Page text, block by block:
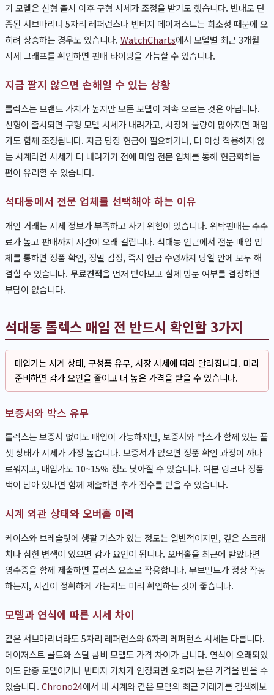
기 모델은 신형 출시 이후 구형 시세가 조정을 받기도 했습니다. 반대로 단
종된 서브마리너 5자리 레퍼런스나 빈티지 데이저스트는 희소성 때문에 오
히려 상승하는 경우도 있습니다. WatchCharts에서 모델별 최근 3개월
시세 그래프를 확인하면 판매 타이밍을 가늠할 수 있습니다.
지금 팔지 않으면 손해일 수 있는 상황
롤렉스는 브랜드 가치가 높지만 모든 모델이 계속 오르는 것은 아닙니다.
신형이 출시되면 구형 모델 시세가 내려가고, 시장에 물량이 많아지면 매입
가도 함께 조정됩니다. 지금 당장 현금이 필요하거나, 더 이상 착용하지 않
는 시계라면 시세가 더 내려가기 전에 매입 전문 업체를 통해 현금화하는
편이 유리할 수 있습니다.
석대동에서 전문 업체를 선택해야 하는 이유
개인 거래는 시세 정보가 부족하고 사기 위험이 있습니다. 위탁판매는 수수
료가 높고 판매까지 시간이 오래 걸립니다. 석대동 인근에서 전문 매입 업
체를 통하면 정품 확인, 정밀 감정, 즉시 현금 수령까지 당일 안에 모두 해
결할 수 있습니다. 무료견적을 먼저 받아보고 실제 방문 여부를 결정하면
부담이 없습니다.
석대동 롤렉스 매입 전 반드시 확인할 3가지
매입가는 시계 상태, 구성품 유무, 시장 시세에 따라 달라집니다. 미리
준비하면 감가 요인을 줄이고 더 높은 가격을 받을 수 있습니다.
보증서와 박스 유무
롤렉스는 보증서 없이도 매입이 가능하지만, 보증서와 박스가 함께 있는 풀
셋 상태가 시세가 가장 높습니다. 보증서가 없으면 정품 확인 과정이 까다
로워지고, 매입가도 10~15% 정도 낮아질 수 있습니다. 여분 링크나 정품
택이 남아 있다면 함께 제출하면 추가 점수를 받을 수 있습니다.
시계 외관 상태와 오버홀 이력
케이스와 브레슬릿에 생활 기스가 있는 정도는 일반적이지만, 깊은 스크래
치나 심한 변색이 있으면 감가 요인이 됩니다. 오버홀을 최근에 받았다면
영수증을 함께 제출하면 플러스 요소로 작용합니다. 무브먼트가 정상 작동
하는지, 시간이 정확하게 가는지도 미리 확인하는 것이 좋습니다.
모델과 연식에 따른 시세 차이
같은 서브마리너라도 5자리 레퍼런스와 6자리 레퍼런스 시세는 다릅니다.
데이저스트 골드와 스틸 콤비 모델도 가격 차이가 큽니다. 연식이 오래되었
어도 단종 모델이거나 빈티지 가치가 인정되면 오히려 높은 가격을 받을 수
있습니다. Chrono24에서 내 시계와 같은 모델의 최근 거래가를 검색해보